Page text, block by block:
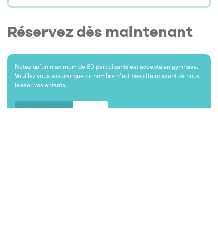
Réservez dès maintenant
Notez qu’un maximum de 80 participants est accepté en gymnase.
Veuillez vous assurer que ce nombre n’est pas atteint avant de nous
laisser vos enfants.
RÉSERVATION